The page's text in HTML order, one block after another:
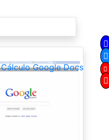
Google Docs